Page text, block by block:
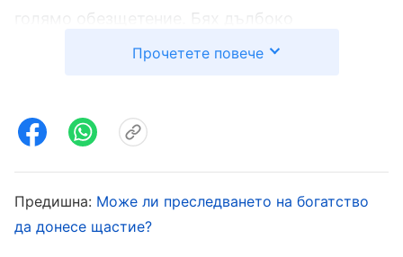
голямо обезщетение. Бях дълбоко
благодарна на Бог. По-късно прочетох
на истината. Тази истина е пътят, по който
Божието одобрение
Прочетете повече
Предишна: Може ли преследването на богатство
да донесе щастие?